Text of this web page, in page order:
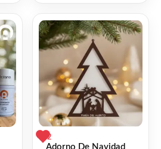
2
Adorno De Navidad